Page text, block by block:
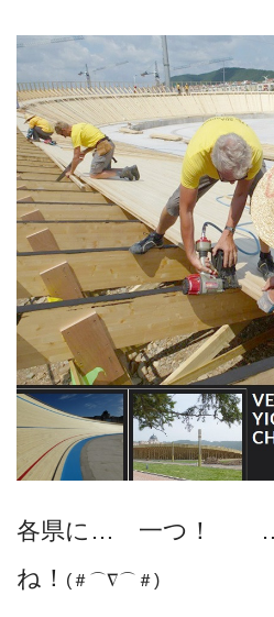
各県に… 一つ！ …
ね！ (＃⌒∇⌒＃)ゞ